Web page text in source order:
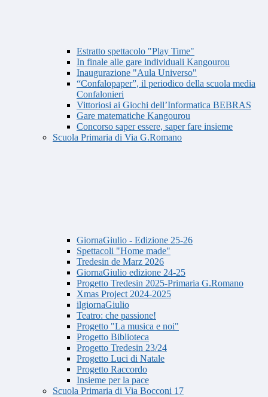
Estratto spettacolo "Play Time"
In finale alle gare individuali Kangourou
Inaugurazione "Aula Universo"
“Confalopaper”, il periodico della scuola media
Confalonieri
Vittoriosi ai Giochi dell’Informatica BEBRAS
Gare matematiche Kangourou
Concorso saper essere, saper fare insieme
Scuola Primaria di Via G.Romano
GiornaGiulio - Edizione 25-26
Spettacoli "Home made"
Tredesin de Marz 2026
GiornaGiulio edizione 24-25
Progetto Tredesin 2025-Primaria G.Romano
Xmas Project 2024-2025
ilgiornaGiulio
Teatro: che passione!
Progetto "La musica e noi"
Progetto Biblioteca
Progetto Tredesin 23/24
Progetto Luci di Natale
Progetto Raccordo
Insieme per la pace
Scuola Primaria di Via Bocconi 17